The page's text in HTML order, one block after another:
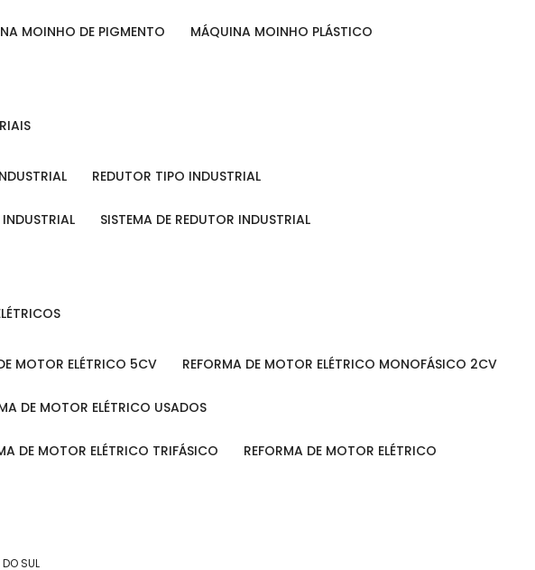
MOINHO DE PIGMENTO MÁQUINA MOINHO PLÁSTICO
REDUTOR TIPO INDUSTRIAL
INDUSTRIAL SISTEMA DE REDUTOR INDUSTRIAL
DE MOTOR ELÉTRICO 5CV REFORMA DE MOTOR ELÉTRICO MONOFÁSICO 2CV
DE MOTOR ELÉTRICO USADOS
DE MOTOR ELÉTRICO TRIFÁSICO REFORMA DE MOTOR ELÉTRICO
SUL